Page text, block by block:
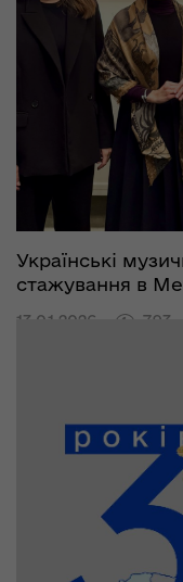
Українські
стажування в
13.01.2026 793